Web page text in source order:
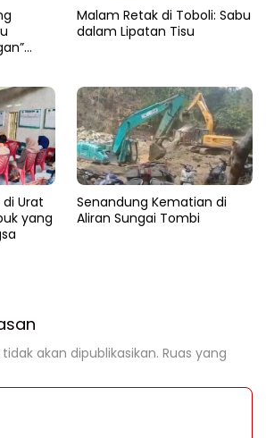
Malam Retak di Toboli: Sabu
dalam Lipatan Tisu
Urat
yang
Senandung Kematian di
Aliran Sungai Tombi
akan dipublikasikan. Ruas yang